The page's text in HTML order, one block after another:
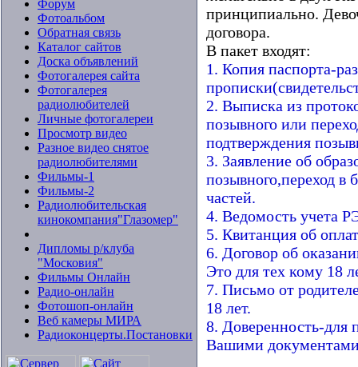
Форум
Фотоальбом
Обратная связь
Каталог сайтов
Доска объявлений
Фотогалерея сайта
Фотогалерея
радиолюбителей
Личные фотогалереи
Просмотр видео
Разное видео снятое
радиолюбителями
Фильмы-1
Фильмы-2
Радиолюбительская
кинокомпания"Глазомер"
Дипломы р/клуба
"Московия"
Фильмы Онлайн
Радио-онлайн
Фотошоп-онлайн
Веб камеры МИРА
Радиоконцерты.Постановки
принципиально.
договора.
В пакет входят:
1. Копия паспорта-
2. Выписка из
позывного или
подтверждения
3. Заявление об
позывного,переход в
частей.
4. Ведомость учета
5. Квитанция об
6. Договор об
Это для тех кому 18
7. Письмо от
18 лет.
8. Доверенность-для
Вашими